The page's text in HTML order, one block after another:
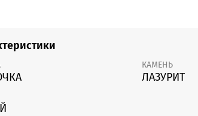
КАМЕНЬ
ЛАЗУРИТ